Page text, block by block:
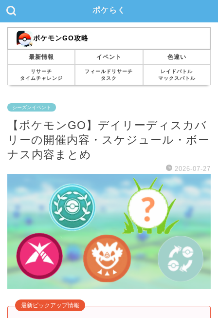
ポケらく
ポケモンGO攻略
最新情報 イベント 色違い
リサーチ
タイムチャレンジ
フィールドリサーチ
タスク
レイドバトル
マックスバトル
シーズンイベント
【ポケモンGO】デイリーディスカバ
リーの開催内容・スケジュール・ボー
ナス内容まとめ
2026-07-27
最新ピックアップ情報